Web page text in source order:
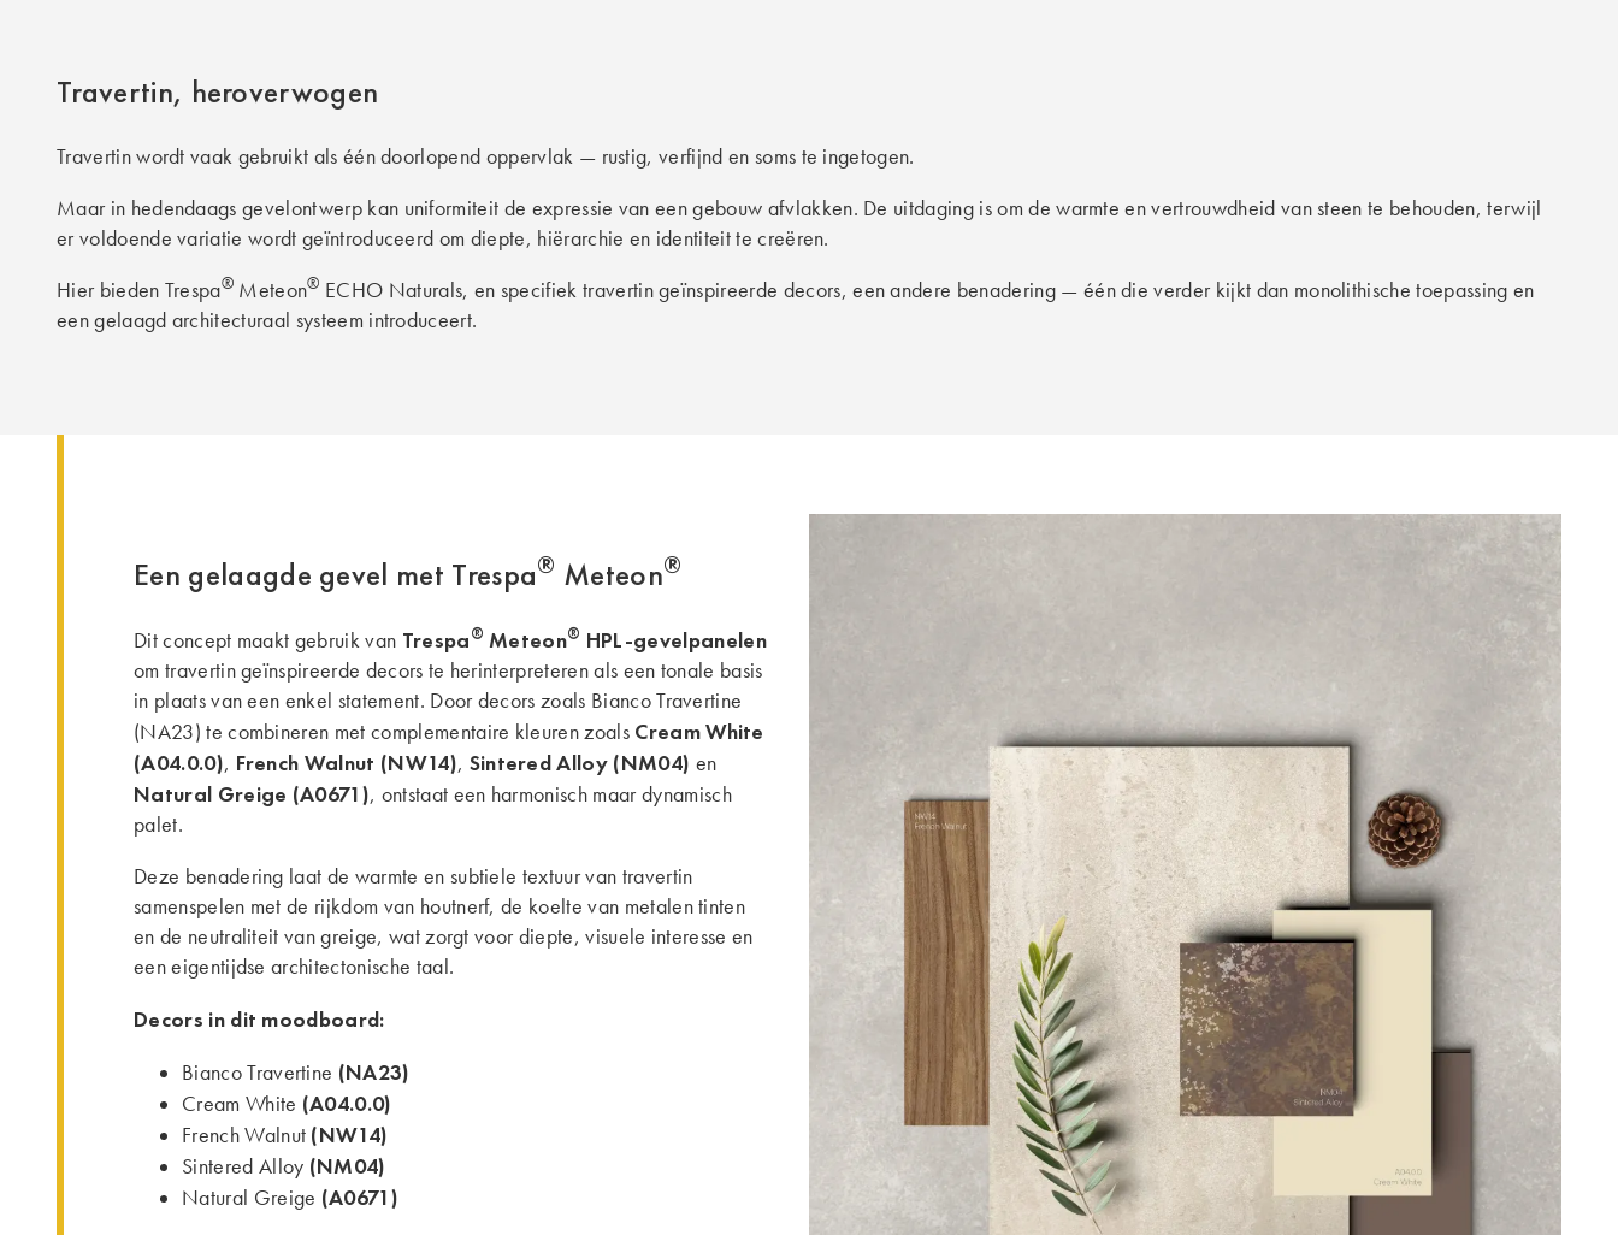
Travertin, heroverwogen
Travertin wordt vaak gebruikt als één doorlopend oppervlak — rustig, verfijnd en soms te ingetogen.
Maar in hedendaags gevelontwerp kan uniformiteit de expressie van een gebouw afvlakken. De uitdaging is om de warmte en vertrouwdheid van steen te behouden, terwijl
er voldoende variatie wordt geïntroduceerd om diepte, hiërarchie en identiteit te creëren.
Hier bieden Trespa® Meteon® ECHO Naturals, en specifiek travertin geïnspireerde decors, een andere benadering — één die verder kijkt dan monolithische toepassing en
een gelaagd architecturaal systeem introduceert.
Een gelaagde gevel met Trespa® Meteon®
Dit concept maakt gebruik van Trespa® Meteon® HPL-gevelpanelen
om travertin geïnspireerde decors te herinterpreteren als een tonale basis
in plaats van een enkel statement. Door decors zoals Bianco Travertine
(NA23) te combineren met complementaire kleuren zoalsCream White
(A04.0.0), French Walnut (NW14), Sintered Alloy (NM04) en
Natural Greige (A0671), ontstaat een harmonisch maar dynamisch
palet.
Deze benadering laat de warmte en subtiele textuur van travertin
samenspelen met de rijkdom van houtnerf, de koelte van metalen tinten
en de neutraliteit van greige, wat zorgt voor diepte, visuele interesse en
een eigentijdse architectonische taal.
Decors in dit moodboard:
Bianco Travertine (NA23)
Cream White (A04.0.0)
French Walnut (NW14)
Sintered Alloy (NM04)
Natural Greige (A0671)